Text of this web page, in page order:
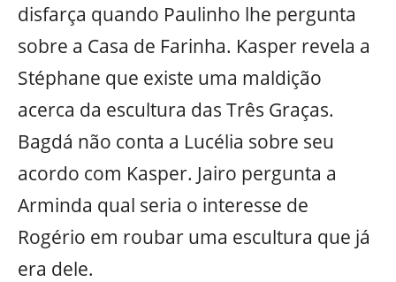
disfarça quando Paulinho lhe pergunta
sobre a Casa de Farinha. Kasper revela a
Stéphane que existe uma maldição
acerca da escultura das Três Graças.
Bagdá não conta a Lucélia sobre seu
acordo com Kasper. Jairo pergunta a
Arminda qual seria o interesse de
Rogério em roubar uma escultura que já
era dele.